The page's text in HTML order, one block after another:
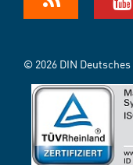
© 2026 DIN